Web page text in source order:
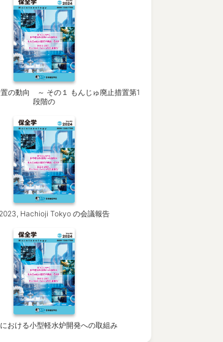
の動向 ～ その１ もんじゅ廃止措置第1
段階の
Hachioji Tokyo の会議報告
おける小型軽水炉開発への取組み